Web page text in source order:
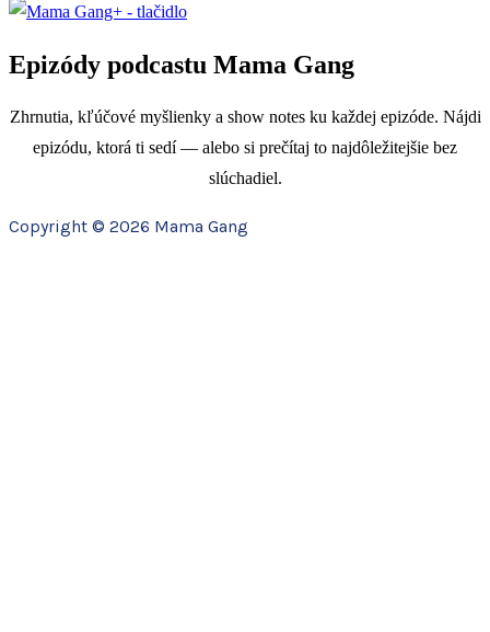
Epizódy podcastu Mama Gang
Zhrnutia, kľúčové myšlienky a show notes ku každej epizóde. Nájdi
epizódu, ktorá ti sedí — alebo si prečítaj to najdôležitejšie bez
slúchadiel.
Copyright © 2026 Mama Gang